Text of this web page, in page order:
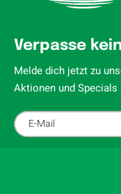
Verpasse
Melde dich jetzt zu
Aktionen und